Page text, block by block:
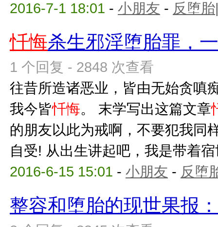
2016-7-1 18:01 - 小朋友 - 反堕
忏悔杀生邪淫堕胎罪，
1 个回复 - 2848 次查看
往昔所造诸恶业，皆由无始贪嗔
我今皆忏悔。 末学写出这篇文章
的朋友以此为戒啊，不要犯我同
自受! 从出生讲起吧，我是带着
2016-6-15 15:01 - 小朋友 - 反堕
整容和堕胎的现世果报